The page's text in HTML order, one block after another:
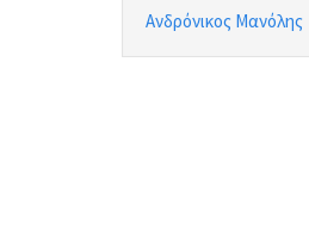
Ανδρόνικος Μανόλης